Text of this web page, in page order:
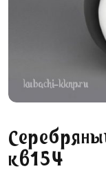
кв154